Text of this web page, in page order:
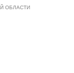
ОБЛАСТИ